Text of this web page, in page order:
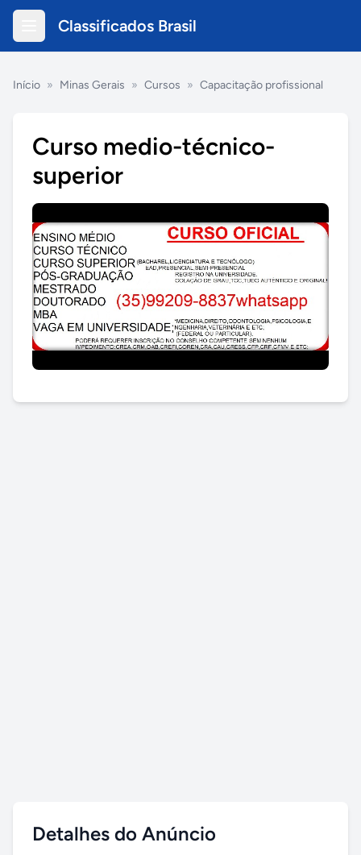
Classificados Brasil
Início » Minas Gerais » Cursos » Capacitação profissional
Curso medio-técnico-
superior
Detalhes do Anúncio